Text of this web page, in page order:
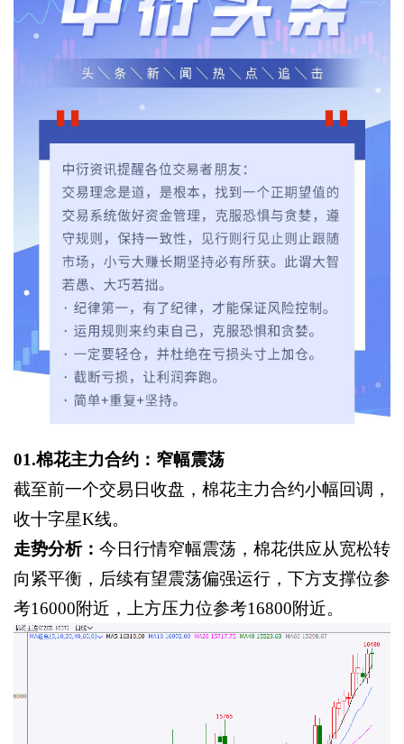
01.棉花主力合约：窄幅震荡
截至前一个交易日收盘，棉花主力合约小幅回调，
收十字星K线。
走势分析： 今日行情窄幅震荡，棉花供应从宽松转
向紧平衡，后续有望震荡偏强运行，下方支撑位参
考16000附近，上方压力位参考16800附近。